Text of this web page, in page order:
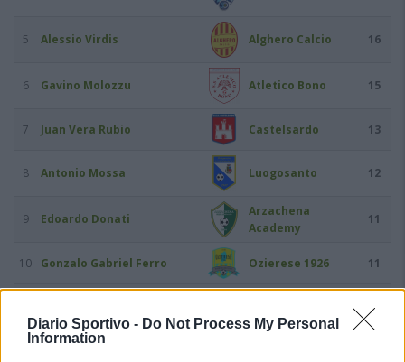
Diario Sportivo - Do Not Process My Personal
Information
5 Alessio Virdis Alghero Calcio 16
6 Gavino Molozzu Atletico Bono 15
7 Juan Vera Rubio Castelsardo 13
8 Antonio Mossa Luogosanto 12
9 Edoardo Donati
Arzachena
Academy
11
10 Gonzalo Gabriel Ferro Ozierese 1926 11
11